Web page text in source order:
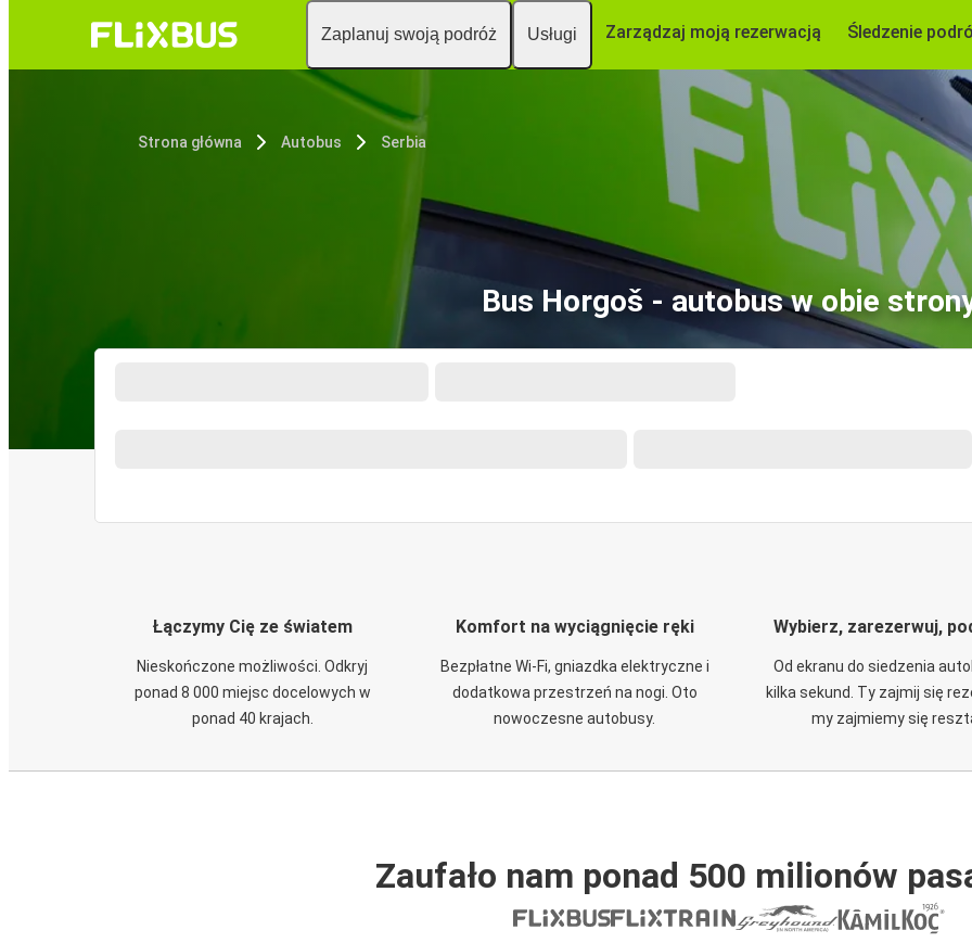
Zaplanuj swoją podróż Usługi Zarządzaj moją rezerwacją Śledzenie
Strona główna Autobus Serbia
Bus Horgoš - autobus w obie
Łączymy Cię ze światem
Nieskończone możliwości. Odkryj
ponad 8 000 miejsc docelowych w
ponad 40 krajach.
Komfort na wyciągnięcie ręki
Bezpłatne Wi-Fi, gniazdka elektryczne i
dodatkowa przestrzeń na nogi. Oto
nowoczesne autobusy.
Wybierz, zarezerwuj,
Od ekranu do siedzenia
kilka sekund. Ty zajmij się
my zajmiemy się
Zaufało nam ponad 500 milionów